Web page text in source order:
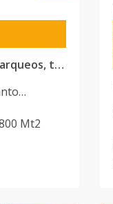
PH Naco, 800 m² , 4 parqueos, terraza
Mt2